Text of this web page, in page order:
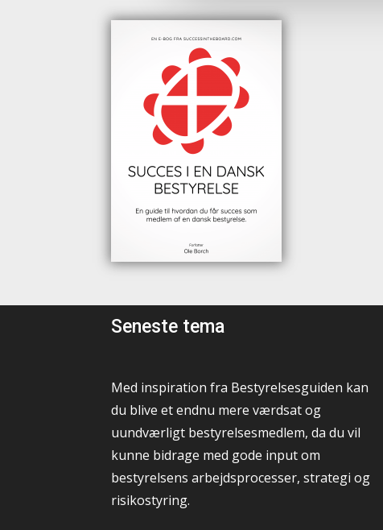
Seneste tema
Med inspiration fra Bestyrelsesguiden kan
du blive et endnu mere værdsat og
uundværligt bestyrelsesmedlem, da du vil
kunne bidrage med gode input om
bestyrelsens arbejdsprocesser, strategi og
risikostyring.